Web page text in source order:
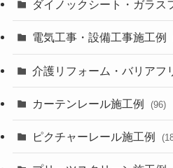
ダイノックシート・ガラス
電気工事・設備工事施工例
介護リフォーム・バリアフ
カーテンレール施工例 (96)
ピクチャーレール施工例